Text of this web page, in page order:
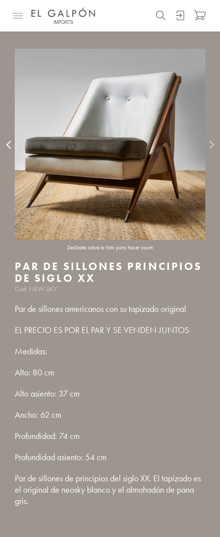
PAR DE SILLONES PRINCIPIOS
DE SIGLO XX
Cod. NEW-SKY
Par de sillones americanos con su tapizado original
EL PRECIO ES POR EL PAR Y SE VENDEN JUNTOS
Medidas:
Alto: 80 cm
Alto asiento: 37 cm
Ancho: 62 cm
Profundidad: 74 cm
Profundidad asiento: 54 cm
Par de sillones de principios del siglo XX. El tapizado es
el original de neosky blanco y el almohadón de pana
gris.